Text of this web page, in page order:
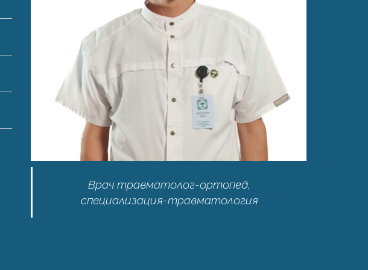
Врач травматолог-ортопед,
специализация-травматология